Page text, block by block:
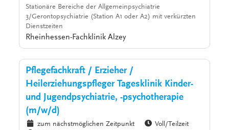
Stationäre Bereiche der Allgemeinpsychiatrie
3/Gerontopsychiatrie (Station A1 oder A2) mit verkürzten
Dienstzeiten
Rheinhessen-Fachklinik Alzey
Pflegefachkraft / Erzieher /
Heilerziehungspfleger Tagesklinik Kinder-
und Jugendpsychiatrie, -psychotherapie
(m/w/d)
zum nächstmöglichen Zeitpunkt
Voll/Teilzeit